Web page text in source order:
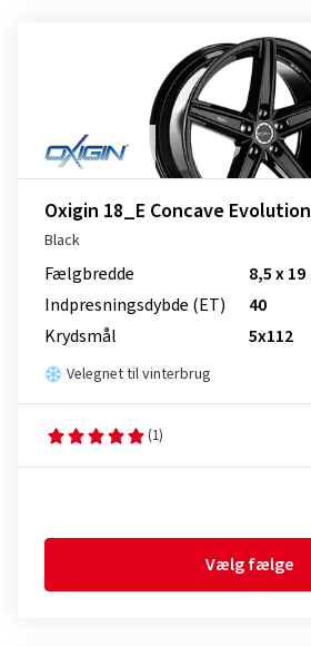
Oxigin 18_E Concave Evolution
Black
Fælgbredde
8,5 x 19
Indpresnings­dybde (ET)
40
Krydsmål
5x112
Velegnet til vinterbrug
(1)
Vælg fælge